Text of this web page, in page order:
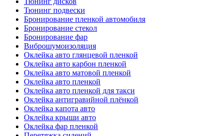
Тюнинг подвески
Бронирование пленкой автомобиля
Бронирование стекол
Бронирование фар
Виброшумоизоляция
Оклейка авто глянцевой пленкой
Оклейка авто карбон пленкой
Оклейка авто матовой пленкой
Оклейка авто пленкой
Оклейка авто пленкой для такси
Оклейка антигравийной плёнкой
Оклейка капота авто
Оклейка крыши авто
Оклейка фар пленкой